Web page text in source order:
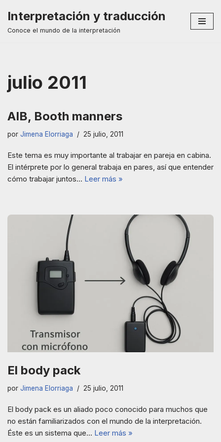
Saltar
Interpretación y traducción
Conoce el mundo de la interpretación
julio 2011
AIB, Booth manners
por Jimena Elorriaga 25 julio, 2011
Este tema es muy importante al trabajar en pareja en cabina.
El intérprete por lo general trabaja en pares, así que entender
cómo trabajar juntos… Leer más »
El body pack
por Jimena Elorriaga 25 julio, 2011
El body pack es un aliado poco conocido para muchos que
no están familiarizados con el mundo de la interpretación.
Éste es un sistema que… Leer más »